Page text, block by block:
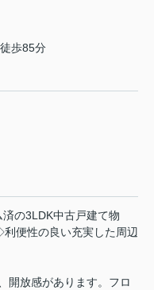
徒歩85分
済の3LDK中古戸建て物
便性の良い充実した周辺
開放感があります。フロ